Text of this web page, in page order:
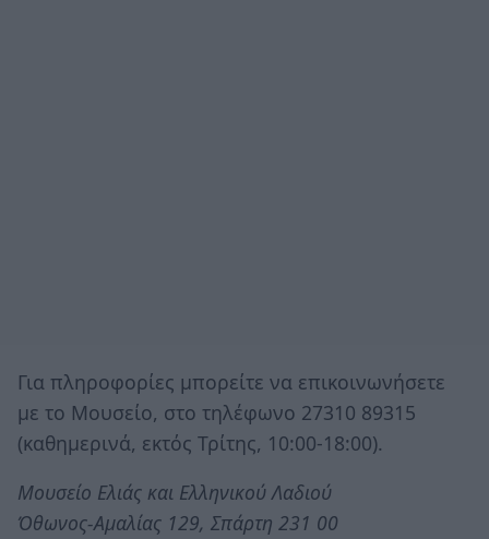
Για πληροφορίες μπορείτε να επικοινωνήσετε
με το Μουσείο, στο τηλέφωνο 27310 89315
(καθημερινά, εκτός Τρίτης, 10:00-18:00).
Μουσείο Ελιάς και Ελληνικού Λαδιού
Όθωνος-Αμαλίας 129, Σπάρτη 231 00